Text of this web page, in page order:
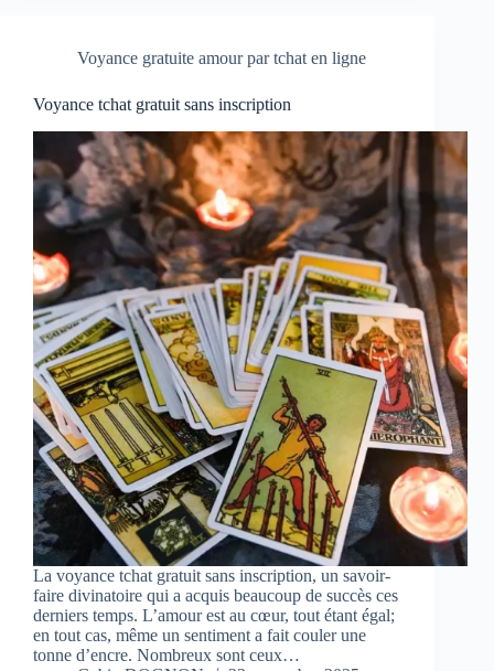
Voyance gratuite amour par tchat en ligne
Voyance tchat gratuit sans inscription
La voyance tchat gratuit sans inscription, un savoir-
faire divinatoire qui a acquis beaucoup de succès ces
derniers temps. L’amour est au cœur, tout étant égal;
en tout cas, même un sentiment a fait couler une
tonne d’encre. Nombreux sont ceux…